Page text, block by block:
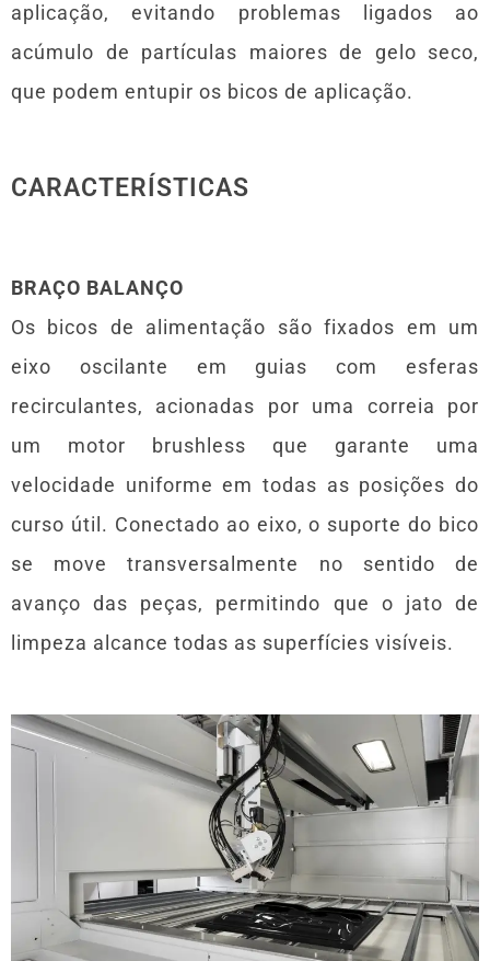
aplicação, evitando problemas ligados ao
acúmulo de partículas maiores de gelo seco,
que podem entupir os bicos de aplicação.
CARACTERÍSTICAS
BRAÇO BALANÇO
Os bicos de alimentação são fixados em um
eixo oscilante em guias com esferas
recirculantes, acionadas por uma correia por
um motor brushless que garante uma
velocidade uniforme em todas as posições do
curso útil. Conectado ao eixo, o suporte do bico
se move transversalmente no sentido de
avanço das peças, permitindo que o jato de
limpeza alcance todas as superfícies visíveis.